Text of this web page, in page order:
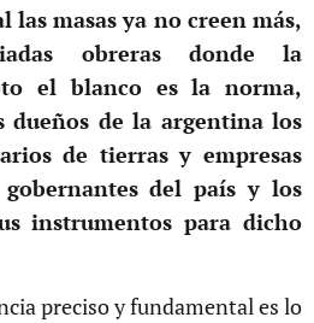
las masas ya no creen más,
obreras donde la
el blanco es la norma,
dueños de la argentina los
de tierras y empresas
del país y los
instrumentos para dicho
preciso y fundamental es lo